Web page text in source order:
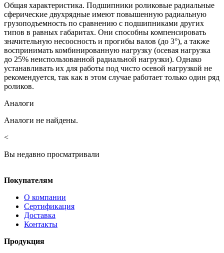
Общая характеристика. Подшипники роликовые радиальные
сферические двухрядные имеют повышенную радиальную
грузоподъемность по сравнению с подшипниками других
типов в равных габаритах. Они способны компенсировать
значительную несоосность и прогибы валов (до 3°), а также
воспринимать комбинированную нагрузку (осевая нагрузка
до 25% неиспользованной радиальной нагрузки). Однако
устанавливать их для работы под чисто осевой нагрузкой не
рекомендуется, так как в этом случае работает только один ряд
роликов.
Аналоги
Аналоги не найдены.
<
Вы недавно просматривали
Покупателям
О компании
Сертификация
Доставка
Контакты
Продукция